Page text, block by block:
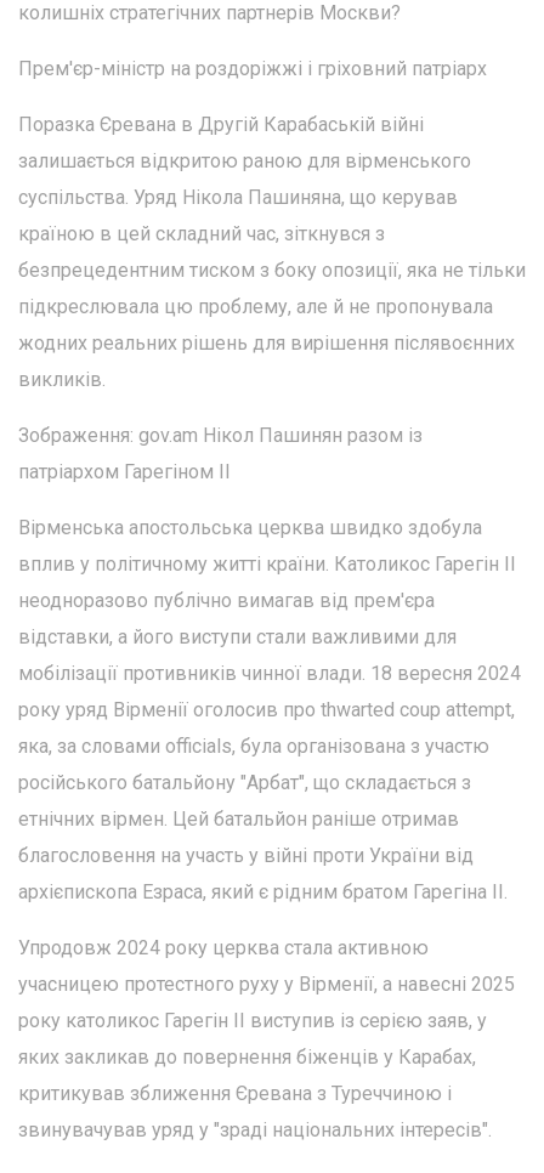
колишніх стратегічних партнерів Москви?
Прем'єр-міністр на роздоріжжі і гріховний патріарх
Поразка Єревана в Другій Карабаській війні
залишається відкритою раною для вірменського
суспільства. Уряд Нікола Пашиняна, що керував
країною в цей складний час, зіткнувся з
безпрецедентним тиском з боку опозиції, яка не тільки
підкреслювала цю проблему, але й не пропонувала
жодних реальних рішень для вирішення післявоєнних
викликів.
Зображення: gov.am Нікол Пашинян разом із
патріархом Гарегіном II
Вірменська апостольська церква швидко здобула
вплив у політичному житті країни. Католикос Гарегін II
неодноразово публічно вимагав від прем'єра
відставки, а його виступи стали важливими для
мобілізації противників чинної влади. 18 вересня 2024
року уряд Вірменії оголосив про thwarted coup attempt,
яка, за словами officials, була організована з участю
російського батальйону "Арбат", що складається з
етнічних вірмен. Цей батальйон раніше отримав
благословення на участь у війні проти України від
архієпископа Езраса, який є рідним братом Гарегіна II.
Упродовж 2024 року церква стала активною
учасницею протестного руху у Вірменії, а навесні 2025
року католикос Гарегін ІІ виступив із серією заяв, у
яких закликав до повернення біженців у Карабах,
критикував зближення Єревана з Туреччиною і
звинувачував уряд у "зраді національних інтересів".